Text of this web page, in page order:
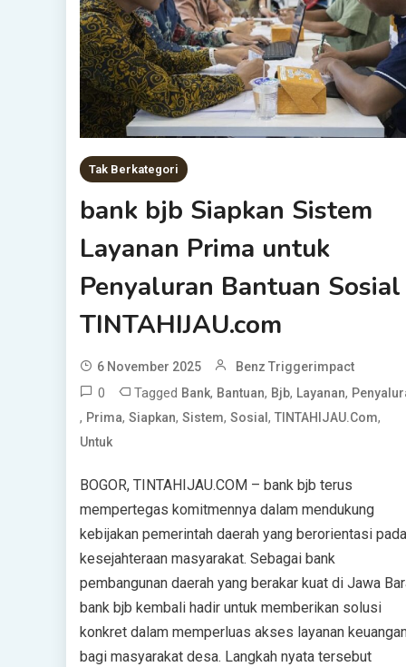
Tak Berkategori
bank bjb Siapkan Sistem
Layanan Prima untuk
Penyaluran Bantuan
TINTAHIJAU.com
6 November 2025 Benz Triggerimpact
0 Tagged Bank, Bantuan, Bjb, Layanan,
, Prima, Siapkan, Sistem, Sosial , TINTAHIJAU.com,
Untuk
BOGOR, TINTAHIJAU.COM – bank bjb terus
mempertegas komitmennya dalam mendukung
kebijakan pemerintah daerah yang berorientasi pada
kesejahteraan masyarakat. Sebagai bank
pembangunan daerah yang berakar kuat di Jawa
bank bjb kembali hadir untuk memberikan solusi
konkret dalam memperluas akses layanan
bagi masyarakat desa. Langkah nyata tersebut